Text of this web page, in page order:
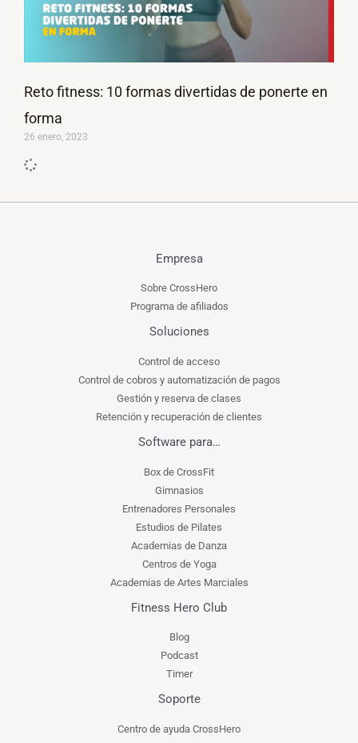
Reto fitness: 10 formas divertidas de ponerte en
forma
26 enero, 2023
Empresa
Sobre CrossHero
Programa de afiliados
Soluciones
Control de acceso
Control de cobros y automatización de pagos
Gestión y reserva de clases
Retención y recuperación de clientes
Software para…
Box de CrossFit
Gimnasios
Entrenadores Personales
Estudios de Pilates
Academias de Danza
Centros de Yoga
Academias de Artes Marciales
Fitness Hero Club
Blog
Podcast
Timer
Soporte
Centro de ayuda CrossHero